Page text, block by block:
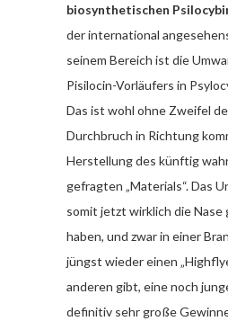
biosynthetischen
der international
seinem Bereich ist die
Pisilocin-Vorläufers in
Das ist wohl ohne Zweifel
Durchbruch in Richtung
Herstellung des künftig
gefragten „Materials“. Das
somit jetzt wirklich die Nase
haben, und zwar in einer
jüngst wieder einen
anderen gibt, eine noch
definitiv sehr große